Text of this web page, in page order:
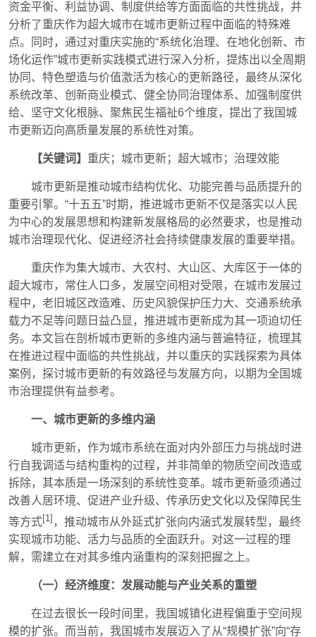
资金平衡、利益协调、制度供给等方面面临的共性挑战，并
分析了重庆作为超大城市在城市更新过程中面临的特殊难
点。同时，通过对重庆实施的“系统化治理、在地化创新、市
场化运作”城市更新实践模式进行深入分析，提炼出以全周期
协同、特色塑造与价值激活为核心的更新路径，最终从深化
系统改革、创新商业模式、健全协同治理体系、加强制度供
给、坚守文化根脉、聚焦民生福祉6个维度，提出了我国城
市更新迈向高质量发展的系统性对策。
【关键词】 重庆；城市更新；超大城市；治理效能
城市更新是推动城市结构优化、功能完善与品质提升的
重要引擎。“十五五”时期，推进城市更新不仅是落实以人民
为中心的发展思想和构建新发展格局的必然要求，也是推动
城市治理现代化、促进经济社会持续健康发展的重要举措。
重庆作为集大城市、大农村、大山区、大库区于一体的
超大城市，常住人口多，发展空间相对受限，在城市发展过
程中，老旧城区改造难、历史风貌保护压力大、交通系统承
载力不足等问题日益凸显，推进城市更新成为其一项迫切任
务。本文旨在剖析城市更新的多维内涵与普遍特征，梳理其
在推进过程中面临的共性挑战，并以重庆的实践探索为具体
案例，探讨城市更新的有效路径与发展方向，以期为全国城
市治理提供有益参考。
一、城市更新的多维内涵
城市更新，作为城市系统在面对内外部压力与挑战时进
行自我调适与结构重构的过程，并非简单的物质空间改造或
拆除，其本质是一场深刻的系统性变革。城市更新亟须通过
改善人居环境、促进产业升级、传承历史文化以及保障民生
等方式[1] ，推动城市从外延式扩张向内涵式发展转型，最终
实现城市功能、活力与品质的全面跃升。对这一过程的理
解，需建立在对其多维内涵重构的深刻把握之上。
（一）经济维度：发展动能与产业关系的重塑
在过去很长一段时间里，我国城镇化进程偏重于空间规
模的扩张。而当前，我国城市发展迈入了从“规模扩张”向“存